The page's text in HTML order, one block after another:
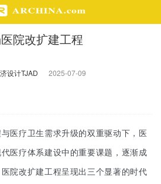
院改扩建工程
设计TJAD
2025-07-09
医疗卫生需求升级的双重驱动下，医
医疗体系建设中的重要课题，逐渐成
院改扩建工程呈现出三个显著的时代